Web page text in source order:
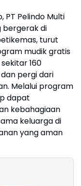
PT Pelindo Multi
bergerak di
turut
mudik gratis
160
pergi dari
Melalui program
dapat
kebahagiaan
keluarga di
yang aman